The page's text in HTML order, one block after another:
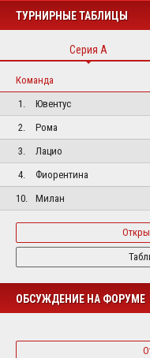
ТУРНИРНЫЕ ТАБЛИЦЫ
Серия А
Команда
1.
Ювентус
2.
Рома
3.
Лацио
4.
Фиорентина
10.
Милан
ОБСУЖДЕНИЕ НА ФОРУМЕ